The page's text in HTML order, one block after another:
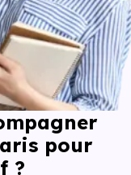
pour
?